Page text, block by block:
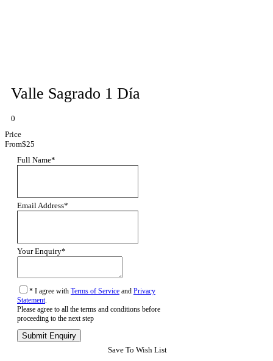
Valle Sagrado 1 Día
0
Price
From$25
Full Name*
Email Address*
Your Enquiry*
* I agree with Terms of Service and Privacy
Statement.
Please agree to all the terms and conditions before
proceeding to the next step
Save To Wish List